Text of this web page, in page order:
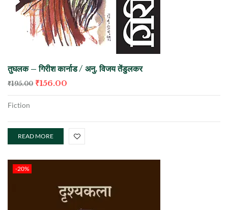
तुघलक – गिरीश कार्नाड / अनु. विजय तेंडुलकर
₹195.00 ₹156.00
Fiction
READ MORE
-20%